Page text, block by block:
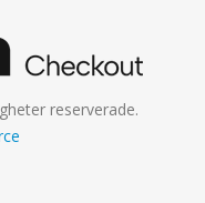
reserverade.